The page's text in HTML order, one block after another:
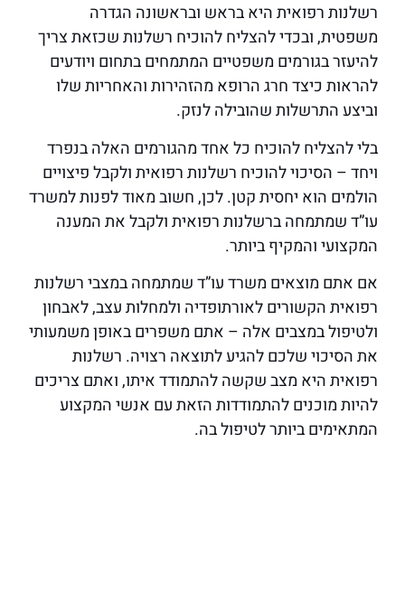
רשלנות רפואית היא בראש ובראשונה הגדרה
משפטית, ובכדי להצליח להוכיח רשלנות שכזאת צריך
להיעזר בגורמים משפטיים המתמחים בתחום ויודעים
להראות כיצד חרג הרופא מהזהירות והאחריות שלו
וביצע התרשלות שהובילה לנזק.
בלי להצליח להוכיח כל אחד מהגורמים האלה בנפרד
ויחד – הסיכוי להוכיח רשלנות רפואית ולקבל פיצויים
הולמים הוא יחסית קטן. לכן, חשוב מאוד לפנות למשרד
עו”ד שמתמחה ברשלנות רפואית ולקבל את המענה
המקצועי והמקיף ביותר.
אם אתם מוצאים משרד עו”ד שמתמחה במצבי רשלנות
רפואית הקשורים לאורתופדיה ולמחלות עצב, לאבחון
ולטיפול במצבים אלה – אתם משפרים באופן משמעותי
את הסיכוי שלכם להגיע לתוצאה רצויה. רשלנות
רפואית היא מצב שקשה להתמודד איתו, ואתם צריכים
להיות מוכנים להתמודדות הזאת עם אנשי המקצוע
המתאימים ביותר לטיפול בה.